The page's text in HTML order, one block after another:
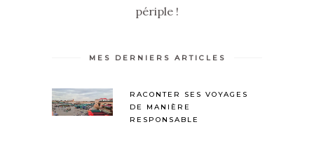
périple !
MES DERNIERS ARTICLES
RACONTER SES VOYAGES
DE MANIÈRE
RESPONSABLE